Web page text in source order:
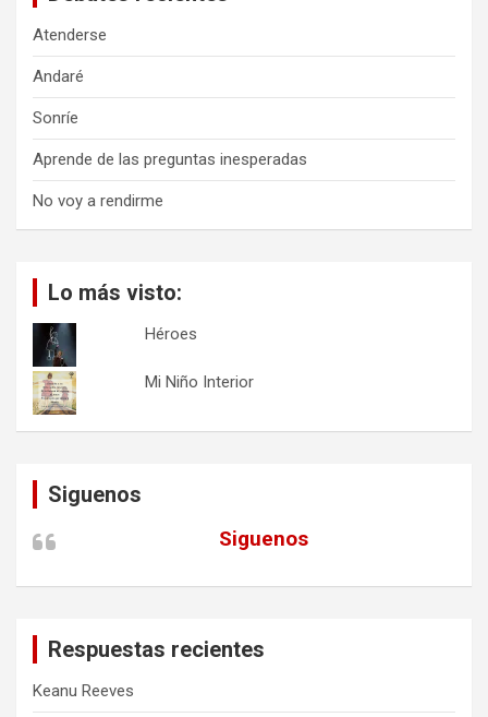
Atenderse
Andaré
Sonríe
Aprende de las preguntas inesperadas
No voy a rendirme
Lo más visto:
Héroes
Mi Niño Interior
Siguenos
Siguenos
Respuestas recientes
Keanu Reeves